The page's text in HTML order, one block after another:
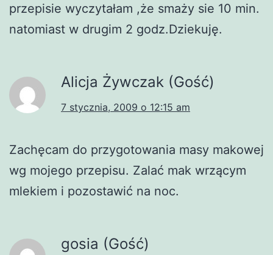
przepisie wyczytałam ,że smaży sie 10 min.
natomiast w drugim 2 godz.Dziekuję.
Alicja Żywczak (Gość)
7 stycznia, 2009 o 12:15 am
Zachęcam do przygotowania masy makowej
wg mojego przepisu. Zalać mak wrzącym
mlekiem i pozostawić na noc.
gosia (Gość)